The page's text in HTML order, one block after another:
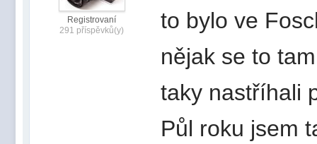
Registrovaní
291 příspěvků(y)
to bylo ve
nějak se to
taky nastříhali
Půl roku jsem